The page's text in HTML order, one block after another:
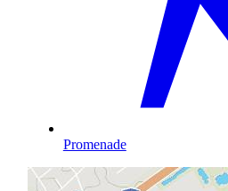
Promenade